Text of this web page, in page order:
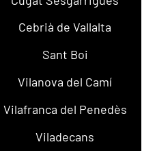
Cebrià de Vallalta
Sant Boi
Vilanova del Camí
Vilafranca del Penedès
Viladecans